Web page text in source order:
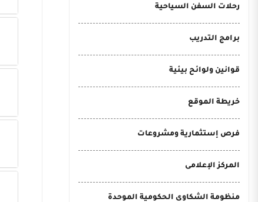
رحلات السفن السياحية
برامج التدريب
قوانين ولوائح بيئية
خريطة الموقع
فرص إستثمارية ومشروعات
المركز الإعلامى
منظومة الشكاوى الحكومية الموحدة